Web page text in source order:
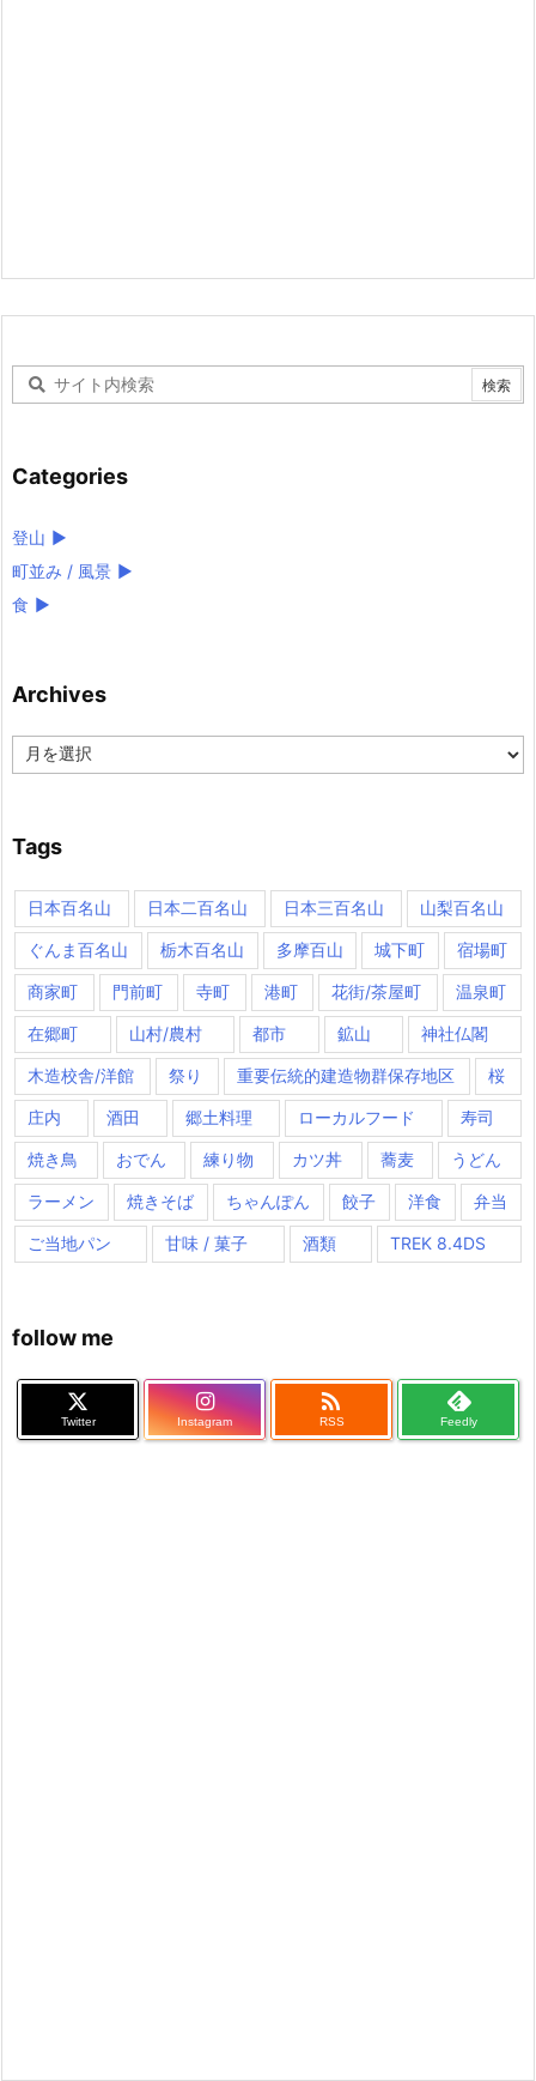
Categories
登山 ►
町並み / 風景 ►
食 ►
Archives
Archives
Tags
日本百名山 日本二百名山 日本三百名山 山梨百名山
ぐんま百名山 栃木百名山 多摩百山 城下町 宿場町
商家町 門前町 寺町 港町 花街/茶屋町 温泉町
在郷町 山村/農村 都市 鉱山 神社仏閣
木造校舎/洋館 祭り 重要伝統的建造物群保存地区 桜
庄内 酒田 郷土料理 ローカルフード 寿司
焼き鳥 おでん 練り物 カツ丼 蕎麦 うどん
ラーメン 焼きそば ちゃんぽん 餃子 洋食 弁当
ご当地パン 甘味 / 菓子 酒類 TREK 8.4DS
follow me
Twitter Instagram

RSS Feedly